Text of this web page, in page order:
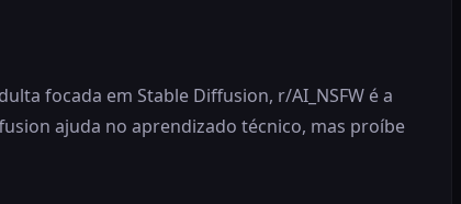
focada em Stable Diffusion, r/AI_NSFW é a
ajuda no aprendizado técnico, mas proíbe